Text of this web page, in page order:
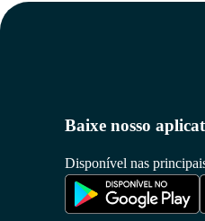
Baixe nosso
Disponível nas